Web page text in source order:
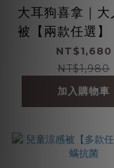
大耳狗喜拿｜大
被【兩款任選】
抗菌
NT$1,680
NT$1,980
加入購物車